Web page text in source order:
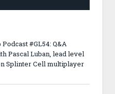
#GL54: Q&A
Pascal Luban, lead level
Splinter Cell multiplayer